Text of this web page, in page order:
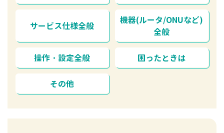
サービス仕様全般
機器(ルータ/ONUなど)
全般
操作・設定全般 困ったときは
その他